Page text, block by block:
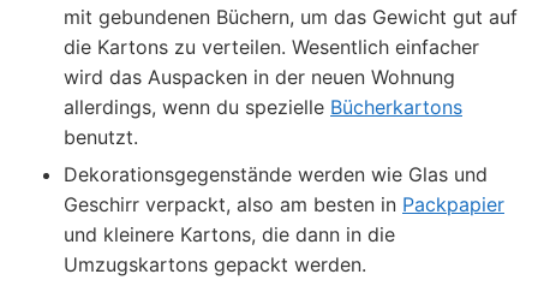
mit gebundenen Büchern, um das Gewicht gut auf
die Kartons zu verteilen. Wesentlich einfacher
wird das Auspacken in der neuen Wohnung
allerdings, wenn du spezielle Bücherkartons
benutzt.
Dekorationsgegenstände werden wie Glas und
Geschirr verpackt, also am besten in Packpapier
und kleinere Kartons, die dann in die
Umzugskartons gepackt werden.